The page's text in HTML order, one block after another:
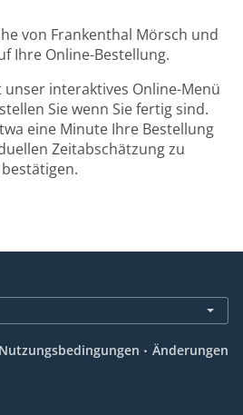
von Frankenthal Mörsch und
Ihre Online-Bestellung.
unser interaktives Online-Menü
Sie wenn Sie fertig sind.
eine Minute Ihre Bestellung
Zeitabschätzung zu
bestätigen.
Nutzungsbedingungen . Änderungen